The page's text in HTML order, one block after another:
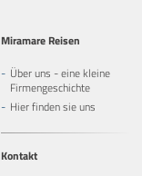
Miramare Reisen
Über uns - eine kleine
Firmengeschichte
Hier finden sie uns
Kontakt